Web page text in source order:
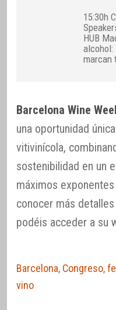
15:30h
HUB
alcohol:
marcan
Barcelona Wine
una oportunidad
vitivinícola,
sostenibilidad en un
máximos
conocer más
podéis acceder a su
Barcelona, Congreso,
vino